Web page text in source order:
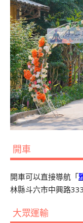
開車
開車可以直接導航「
林縣斗六市中興路
大眾運輸